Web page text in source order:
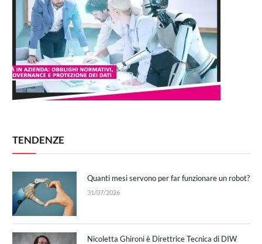
TENDENZE
Quanti mesi servono per far funzionare un robot?
31/07/2026
Nicoletta Ghironi è Direttrice Tecnica di DIW